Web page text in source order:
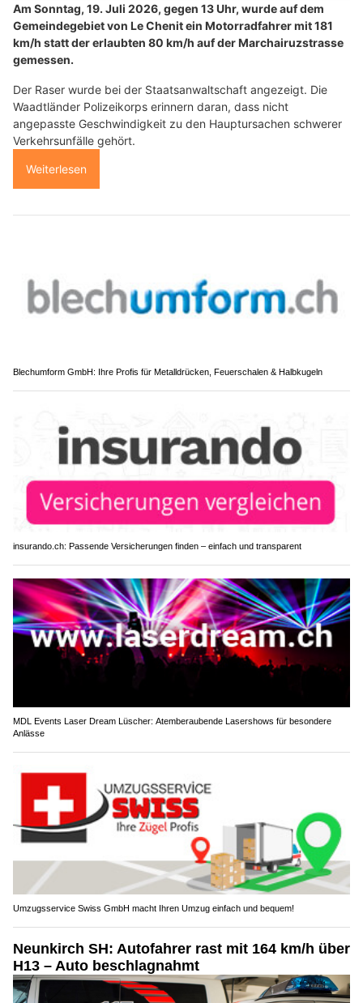
Am Sonntag, 19. Juli 2026, gegen 13 Uhr, wurde auf dem
Gemeindegebiet von Le Chenit ein Motorradfahrer mit 181
km/h statt der erlaubten 80 km/h auf der Marchairuzstrasse
gemessen.
Der Raser wurde bei der Staatsanwaltschaft angezeigt. Die
Waadtländer Polizeikorps erinnern daran, dass nicht
angepasste Geschwindigkeit zu den Hauptursachen schwerer
Verkehrsunfälle gehört.
Weiterlesen
Blechumform GmbH: Ihre Profis für Metalldrücken, Feuerschalen & Halbkugeln
insurando.ch: Passende Versicherungen finden – einfach und transparent
MDL Events Laser Dream Lüscher: Atemberaubende Lasershows für besondere
Anlässe
Umzugsservice Swiss GmbH macht Ihren Umzug einfach und bequem!
Neunkirch SH: Autofahrer rast mit 164 km/h über
H13 – Auto beschlagnahmt